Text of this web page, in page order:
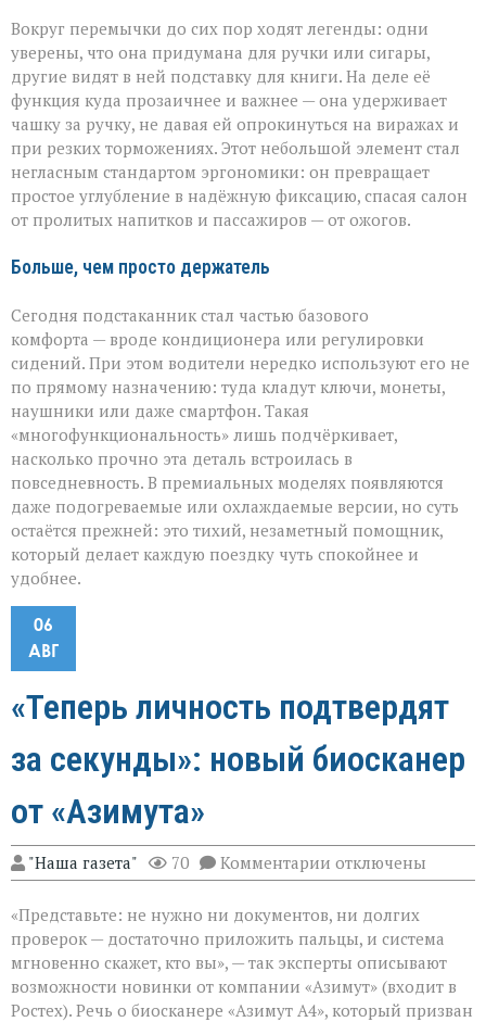
Вокруг перемычки до сих пор ходят легенды: одни
уверены, что она придумана для ручки или сигары,
другие видят в ней подставку для книги. На деле её
функция куда прозаичнее и важнее — она удерживает
чашку за ручку, не давая ей опрокинуться на виражах и
при резких торможениях. Этот небольшой элемент стал
негласным стандартом эргономики: он превращает
простое углубление в надёжную фиксацию, спасая салон
от пролитых напитков и пассажиров — от ожогов.
Больше, чем просто держатель
Сегодня подстаканник стал частью базового
комфорта — вроде кондиционера или регулировки
сидений. При этом водители нередко используют его не
по прямому назначению: туда кладут ключи, монеты,
наушники или даже смартфон. Такая
«многофункциональность» лишь подчёркивает,
насколько прочно эта деталь встроилась в
повседневность. В премиальных моделях появляются
даже подогреваемые или охлаждаемые версии, но суть
остаётся прежней: это тихий, незаметный помощник,
который делает каждую поездку чуть спокойнее и
удобнее.
06
АВГ
«Теперь личность подтвердят
за секунды»: новый биосканер
от «Азимута»
"Наша газета" 70 Комментарии к
записи
личность
подтвердят
за
секунды»:
новый
биосканер
отключены
«Представьте: не нужно ни документов, ни долгих
проверок — достаточно приложить пальцы, и система
мгновенно скажет, кто вы», — так эксперты описывают
возможности новинки от компании «Азимут» (входит в
Ростех). Речь о биосканере «Азимут А4», который призван